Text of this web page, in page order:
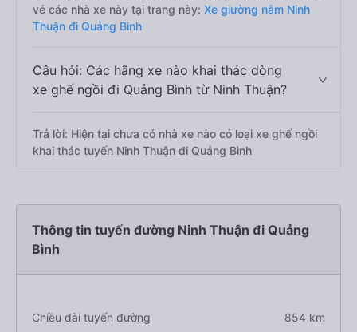
vé các nhà xe này tại trang này: Xe giường nằm Ninh
Thuận đi Quảng Bình
Câu hỏi: Các hãng xe nào khai thác dòng
xe ghế ngồi đi Quảng Bình từ Ninh Thuận?
Trả lời: Hiện tại chưa có nhà xe nào có loại xe ghế ngồi
khai thác tuyến Ninh Thuận đi Quảng Bình
Thông tin tuyến đường Ninh Thuận đi Quảng
Bình
Chiều dài tuyến đường 854 km